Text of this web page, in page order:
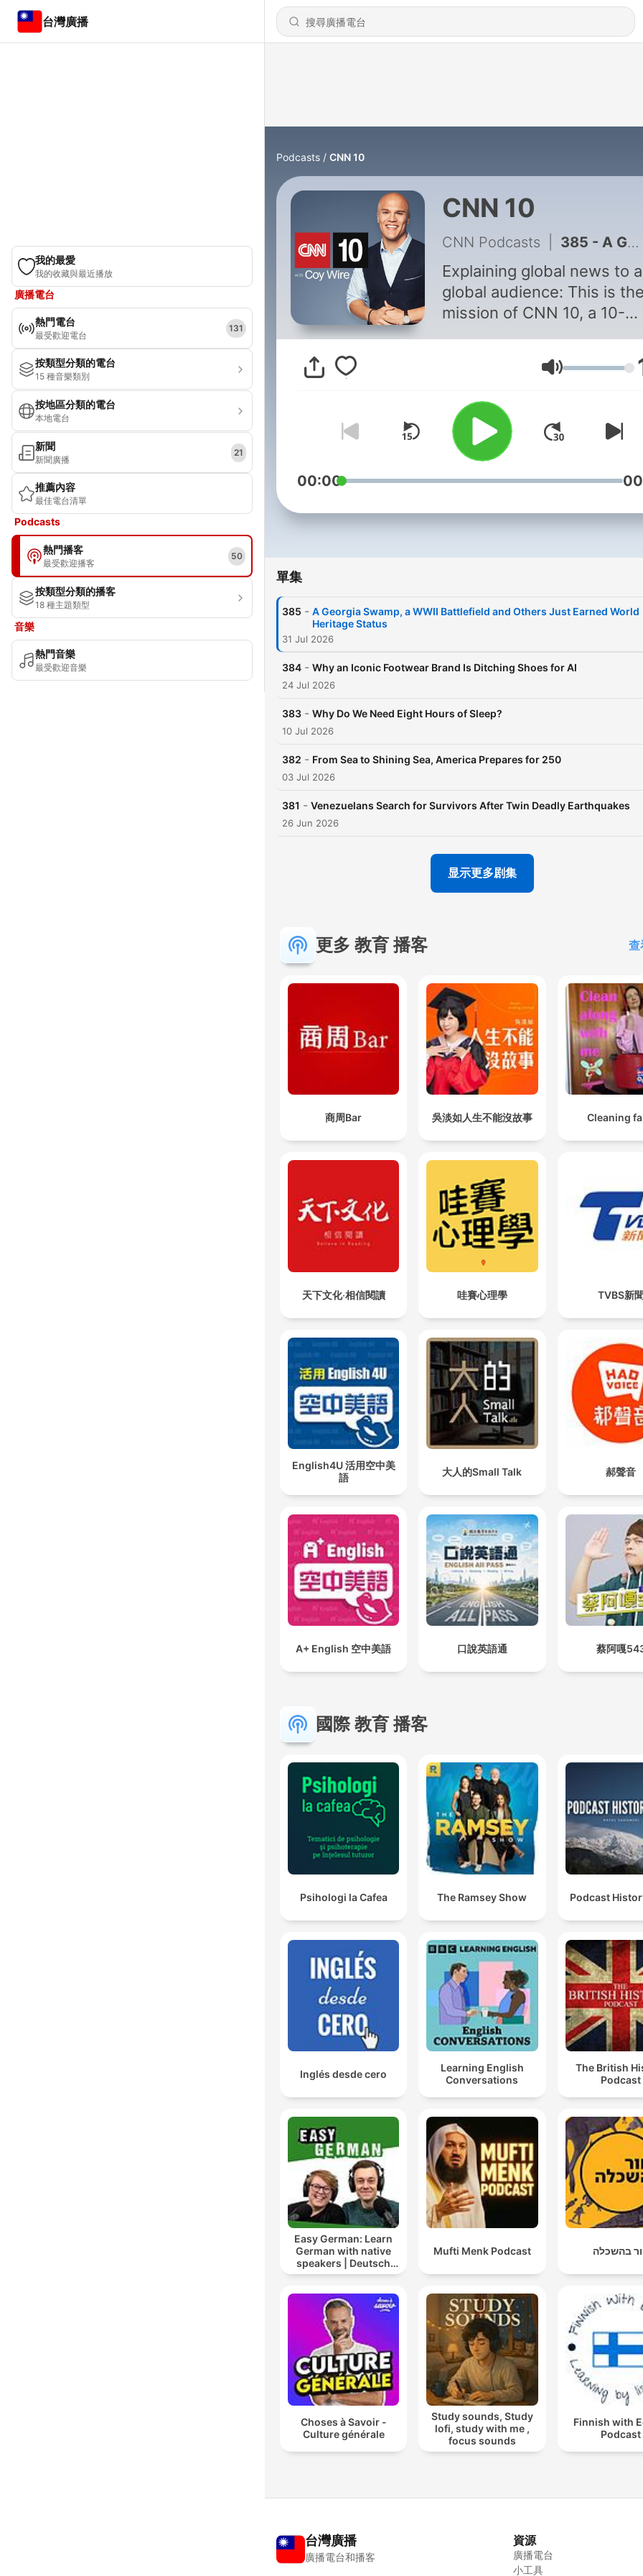
台灣廣播
我的最愛
我的收藏與最近播放
廣播電台
熱門電台
最受歡迎電台
131
按類型分類的電台
15 種音樂類別
按地區分類的電台
本地電台
新聞
新聞廣播
21
推薦內容
最佳電台清單
Podcasts
熱門播客
最受歡迎播客
50
按類型分類的播客
18 種主題類型
音樂
熱門音樂
最受歡迎音樂
Podcasts CNN 10
CNN 10
CNN Podcasts 385 - A Georgia Swamp, a WWII Battlefield and Others Just Earned World Heritage Status
Explaining global news to a
global audience: This is
mission of CNN 10, a 10-
that appears as a daily
video and audio podcast.
interested in compact on-
demand news broadcasts
ideal for explanation
on the go or in the
音量
00:00
單集
385 - A Georgia Swamp, a WWII Battlefield and Others Just Earned World
Heritage Status
31 Jul 2026
384 - Why an Iconic Footwear Brand Is Ditching Shoes for AI
24 Jul 2026
383 - Why Do We Need Eight Hours of Sleep?
10 Jul 2026
382 - From Sea to Shining Sea, America Prepares for 250
03 Jul 2026
381 - Venezuelans Search for Survivors After Twin Deadly Earthquakes
26 Jun 2026
显示更多剧集
更多 教育 播客 查
商周Bar 吳淡如人生不能沒故事 Cleaning
天下文化‧相信閱讀 哇賽心理學 TVBS新
English4U 活用空中美
語
大人的Small Talk 郝聲音
A+ English 空中美語 口說英語通 蔡阿嘎
國際 教育 播客
Psihologi la Cafea The Ramsey Show Podcast
Inglés desde cero
Learning English
Conversations
The British
Podcast
Easy German: Learn
German with native
speakers | Deutsch
lernen mit
Mufti Menk Podcast בהשכלה
Choses à Savoir -
Culture générale
Study sounds, Study
lofi, study with me ,
focus sounds
Finnish with
Podcast
台灣廣播
廣播電台和播客
資源
廣播電台
小工具